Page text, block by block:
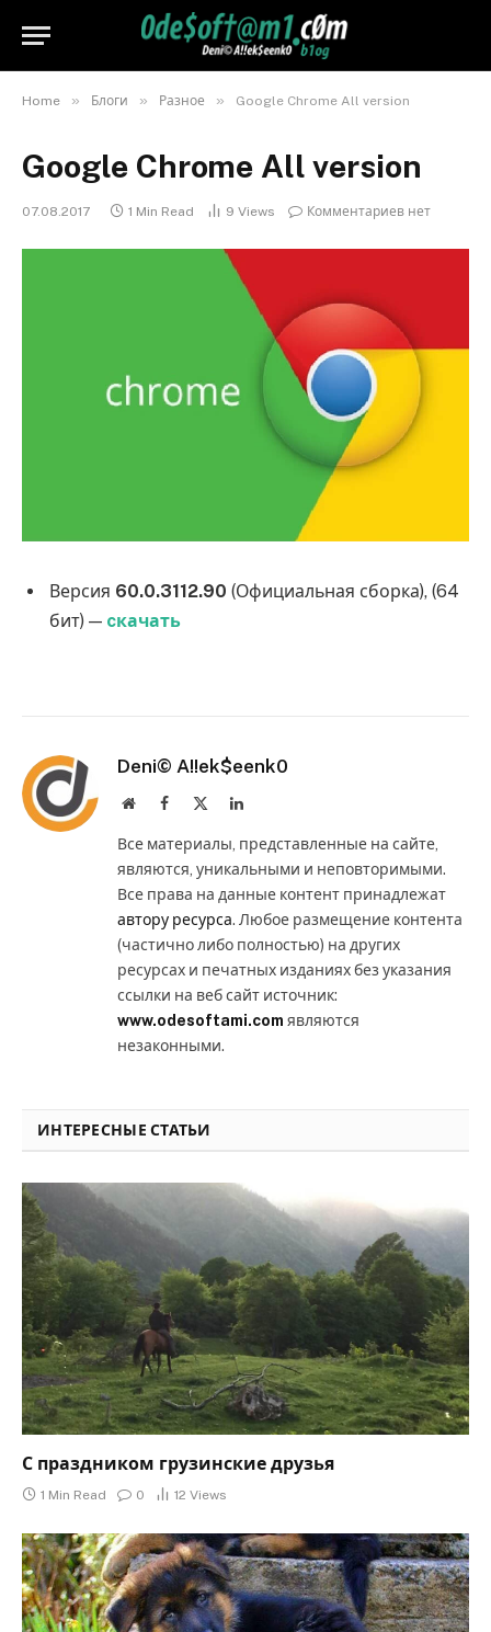
Home » Блоги » Разное » Google Chrome All version
Google Chrome All version
07.08.2017 1 Min Read 9 Views Комментариев нет
Версия 60.0.3112.90 (Официальная сборка), (64
бит) — cкачать
Deni© A!!ek$eenk0
WebsiteFacebook LinkedIn
Все материалы, представленные на сайте,
являются, уникальными и неповторимыми.
Все права на данные контент принадлежат
автору ресурса. Любое размещение контента
(частично либо полностью) на других
ресурсах и печатных изданиях без указания
ссылки на веб сайт источник:
www.odesoftami.com являются
незаконными.
ИНТЕРЕСНЫЕ СТАТЬИ
С праздником грузинские друзья
1 Min Read 0 12 Views